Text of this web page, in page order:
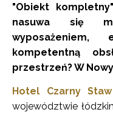
"Obiekt
nasuwa się
kompetentną
przestrzeń? W
Hotel Czarny Staw
województwie